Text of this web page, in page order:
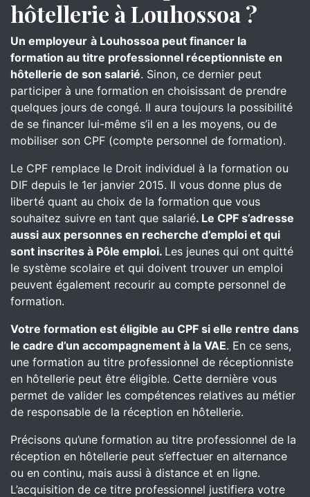
hôtellerie à Louhossoa ?
Un employeur à Louhossoa peut financer la
formation au titre professionnel réceptionniste en
hôtellerie de son salarié. Sinon, ce dernier peut
participer à une formation en choisissant de prendre
quelques jours de congé. Il aura toujours la possibilité
de se financer lui-même s’il en a les moyens, ou de
mobiliser son CPF (compte personnel de formation).
Le CPF remplace le Droit individuel à la formation ou
DIF depuis le 1er janvier 2015. Il vous donne plus de
liberté quant au choix de la formation que vous
souhaitez suivre en tant que salarié. Le CPF s’adresse
aussi aux personnes en recherche d’emploi et qui
sont inscrites à Pôle emploi. Les jeunes qui ont quitté
le système scolaire et qui doivent trouver un emploi
peuvent également recourir au compte personnel de
formation.
Votre formation est éligible au CPF si elle rentre dans
le cadre d’un accompagnement à la VAE. En ce sens,
une formation au titre professionnel de réceptionniste
en hôtellerie peut être éligible. Cette dernière vous
permet de valider les compétences relatives au métier
de responsable de la réception en hôtellerie.
Précisons qu’une formation au titre professionnel de la
réception en hôtellerie peut s’effectuer en alternance
ou en continu, mais aussi à distance et en ligne.
L’acquisition de ce titre professionnel justifiera votre